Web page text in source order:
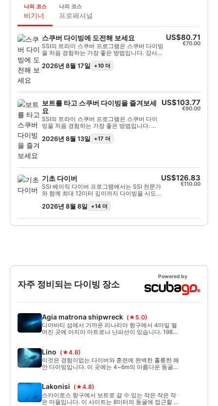
나의 코스
비기너
나의 코스
프로페셔널
스쿠버 다이빙에 도전해 보세요
SSI의 트라이 스쿠버 프로그램은 스쿠버 다이빙
을 처음 경험하는 가장 좋은 방법입니다. 강사의
지도 하에 안전한 수역에서 다이빙을 배우게 되
므로, 물속에서 잊지 못할 첫 숨을 쉬고 다이빙의
한 다이빙 모험이 여러분을 기다리고 있으며, 이
과정이 바로 그 시작입니다. 지금 바로 시작하세
요!
2026년 8월 17일 +10 더
US$80.71
€70.00
보트를 타고 스쿠버 다이빙을 즐겨보세
요
SSI의 트라이 스쿠버 프로그램은 스쿠버 다이
빙을 처음 경험하는 가장 좋은 방법입니다. 강
사의 지도 하에 안전한 수역에서 다이빙을 배우
게 되므로, 물속에서 잊지 못할 첫 숨을 쉬고 다
다. 무궁무진한 다이빙 모험이 여러분을 기다리
바로 시작하세요!
2026년 8월 13일 +17 더
US$103.77
€90.00
기초 다이버
SSI 베이직 다이버 프로그램에서는 SSI 전문가
와 함께 최대 12미터 깊이까지 다이빙을 시도
하는 데 필요한 기술과 지식을 배우게 됩니다.
스쿠버 다이빙을 경험하며 수중 세계를 더욱
직 다이버 프로그램의 모든 과정을 이수하면 6
개월 이내에 스쿠버 다이버 또는 오픈워터 다
2026년 8월 8일 +14 더
US$126.83
€110.00
자주 정비되는 다이빙 장소
Powered by
Agia matrona shipwreck (★5.0)
디아바티 섬에서 가까운 리나리아 항구에서 4마일 떨
어진 곳에 아지아 마트로나 난파선이 있습니다. 1983
가 매우 양호합니다.
Lino (★4.8)
이것은 경험이없는 다이버와 훈련에 완벽한 훌륭한 해
안 다이빙입니다. 이 곳에는 4~6m의 아름다운 동굴이
Lakonisi (★4.8)
스카이로스 항구에서 보트로 갈 수 있는 작은 작은 작
은 마을입니다. 이 사이트는 8미터의 동굴에 접근할 수